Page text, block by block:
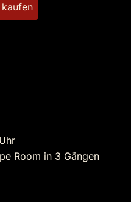
Room in 3 Gängen